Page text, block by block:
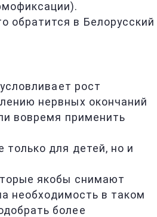
обратится в Белорусский
рост
нервных окончаний
вовремя применить
только для детей, но и
якобы снимают
необходимость в таком
более